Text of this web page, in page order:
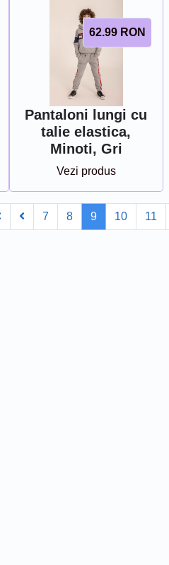
62.99 RON
Pantaloni lungi cu
talie elastica,
Minoti, Gri
Vezi produs
FirstPrev
7 8 9 10 11